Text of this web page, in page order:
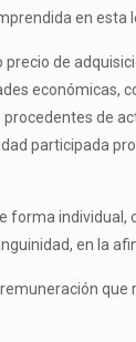
en esta
de
económicas,
de
participada
forma
en la